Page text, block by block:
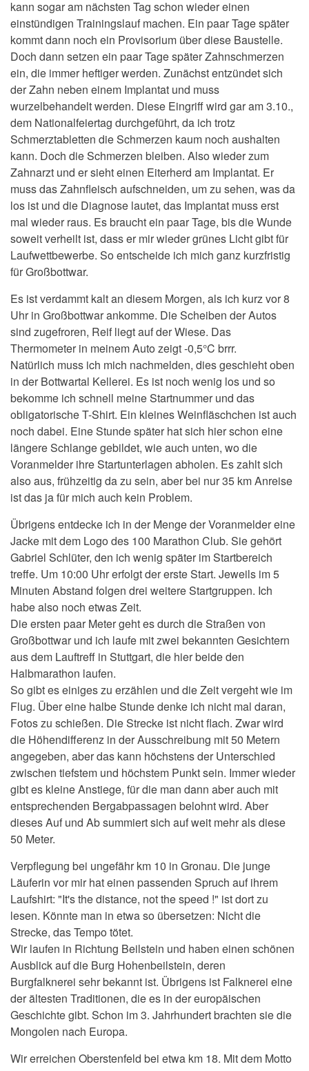
kann sogar am nächsten Tag schon wieder einen
einstündigen Trainingslauf machen. Ein paar Tage später
kommt dann noch ein Provisorium über diese Baustelle.
Doch dann setzen ein paar Tage später Zahnschmerzen
ein, die immer heftiger werden. Zunächst entzündet sich
der Zahn neben einem Implantat und muss
wurzelbehandelt werden. Diese Eingriff wird gar am 3.10.,
dem Nationalfeiertag durchgeführt, da ich trotz
Schmerztabletten die Schmerzen kaum noch aushalten
kann. Doch die Schmerzen bleiben. Also wieder zum
Zahnarzt und er sieht einen Eiterherd am Implantat. Er
muss das Zahnfleisch aufschneiden, um zu sehen, was da
los ist und die Diagnose lautet, das Implantat muss erst
mal wieder raus. Es braucht ein paar Tage, bis die Wunde
soweit verheilt ist, dass er mir wieder grünes Licht gibt für
Laufwettbewerbe. So entscheide ich mich ganz kurzfristig
für Großbottwar.
Es ist verdammt kalt an diesem Morgen, als ich kurz vor 8
Uhr in Großbottwar ankomme. Die Scheiben der Autos
sind zugefroren, Reif liegt auf der Wiese. Das
Thermometer in meinem Auto zeigt -0,5°C brrr.
Natürlich muss ich mich nachmelden, dies geschieht oben
in der Bottwartal Kellerei. Es ist noch wenig los und so
bekomme ich schnell meine Startnummer und das
obligatorische T-Shirt. Ein kleines Weinfläschchen ist auch
noch dabei. Eine Stunde später hat sich hier schon eine
längere Schlange gebildet, wie auch unten, wo die
Voranmelder ihre Startunterlagen abholen. Es zahlt sich
also aus, frühzeitig da zu sein, aber bei nur 35 km Anreise
ist das ja für mich auch kein Problem.
Übrigens entdecke ich in der Menge der Voranmelder eine
Jacke mit dem Logo des 100 Marathon Club. Sie gehört
Gabriel Schlüter, den ich wenig später im Startbereich
treffe. Um 10:00 Uhr erfolgt der erste Start. Jeweils im 5
Minuten Abstand folgen drei weitere Startgruppen. Ich
habe also noch etwas Zeit.
Die ersten paar Meter geht es durch die Straßen von
Großbottwar und ich laufe mit zwei bekannten Gesichtern
aus dem Lauftreff in Stuttgart, die hier beide den
Halbmarathon laufen.
So gibt es einiges zu erzählen und die Zeit vergeht wie im
Flug. Über eine halbe Stunde denke ich nicht mal daran,
Fotos zu schießen. Die Strecke ist nicht flach. Zwar wird
die Höhendifferenz in der Ausschreibung mit 50 Metern
angegeben, aber das kann höchstens der Unterschied
zwischen tiefstem und höchstem Punkt sein. Immer wieder
gibt es kleine Anstiege, für die man dann aber auch mit
entsprechenden Bergabpassagen belohnt wird. Aber
dieses Auf und Ab summiert sich auf weit mehr als diese
50 Meter.
Verpflegung bei ungefähr km 10 in Gronau. Die junge
Läuferin vor mir hat einen passenden Spruch auf ihrem
Laufshirt: "It's the distance, not the speed !" ist dort zu
lesen. Könnte man in etwa so übersetzen: Nicht die
Strecke, das Tempo tötet.
Wir laufen in Richtung Beilstein und haben einen schönen
Ausblick auf die Burg Hohenbeilstein, deren
Burgfalknerei sehr bekannt ist. Übrigens ist Falknerei eine
der ältesten Traditionen, die es in der europäischen
Geschichte gibt. Schon im 3. Jahrhundert brachten sie die
Mongolen nach Europa.
Wir erreichen Oberstenfeld bei etwa km 18. Mit dem Motto